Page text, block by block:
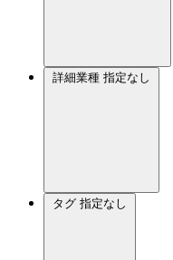
詳細業種 指定なし
タグ 指定なし